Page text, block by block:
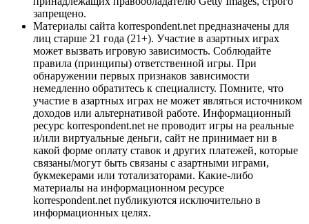
запрещено.
Материалы сайта korrespondent.net предназначены для
лиц старше 21 года (21+). Участие в азартных играх
может вызвать игровую зависимость. Соблюдайте
правила (принципы) ответственной игры. При
обнаружении первых признаков зависимости
немедленно обратитесь к специалисту. Помните, что
участие в азартных играх не может являться источником
доходов или альтернативой работе. Информационный
ресурс korrespondent.net не проводит игры на реальные
и/или виртуальные деньги, сайт не принимает ни в
какой форме оплату ставок и других платежей, которые
связаны/могут быть связаны с азартными играми,
букмекерами или тотализаторами. Какие-либо
материалы на информационном ресурсе
korrespondent.net публикуются исключительно в
информационных целях.